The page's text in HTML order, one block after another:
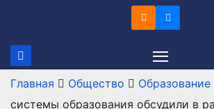
содержимому
Главная Общество Образование
системы образования обсудили в